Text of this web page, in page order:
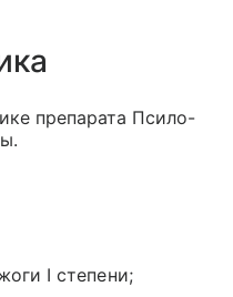
препарата Псило-
I степени;